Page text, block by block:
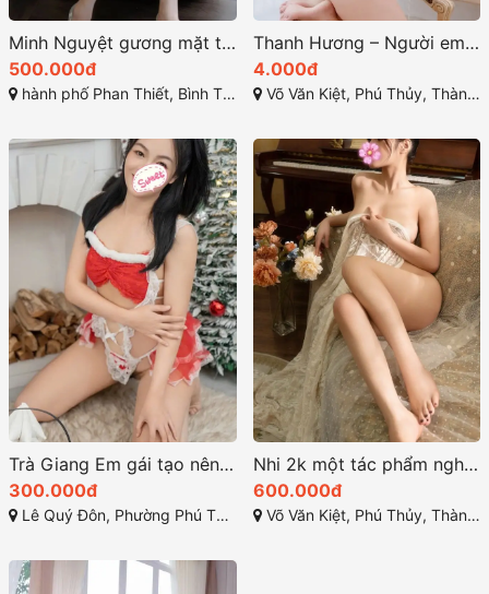
Minh Nguyệt gương mặt thanh tú sức hút khó cưỡng
500.000đ
hành phố Phan Thiết, Bình Thuận
Thanh Hương – Người em gái sở hữu vẻ đẹp dễ thương
4.000đ
Võ Văn Kiệt, Phú Thủy, Thành phố Phan Thiết, Bình Thuận
Trà Giang Em gái tạo nên những khoảnh khắc ngọt ngào
300.000đ
Lê Quý Đôn, Phường Phú Thủy, Thành phố Phan Thiết, Tỉnh Bình Thuận
Nhi 2k một tác phẩm nghệ thuật sống động
600.000đ
Võ Văn Kiệt, Phú Thủy, Thành phố Phan Thiết, Bình Thuận